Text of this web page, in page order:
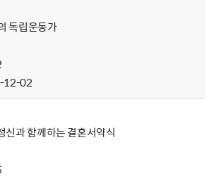
독립운동가
12-02
신과 함께하는 결혼서약식